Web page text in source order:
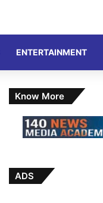
ENTERTAINMENT
Know More
ADS